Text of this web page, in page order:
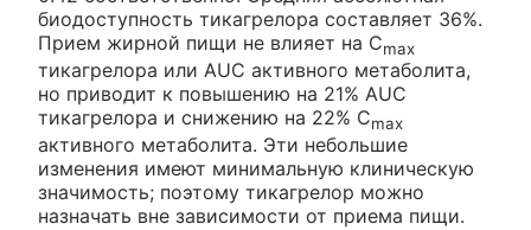
биодоступность тикагрелора составляет 36%.
Прием жирной пищи не влияет на Сmax
тикагрелора или AUC активного метаболита,
но приводит к повышению на 21% AUC
тикагрелора и снижению на 22% Сmax
активного метаболита. Эти небольшие
изменения имеют минимальную клиническую
значимость; поэтому тикагрелор можно
назначать вне зависимости от приема пищи.